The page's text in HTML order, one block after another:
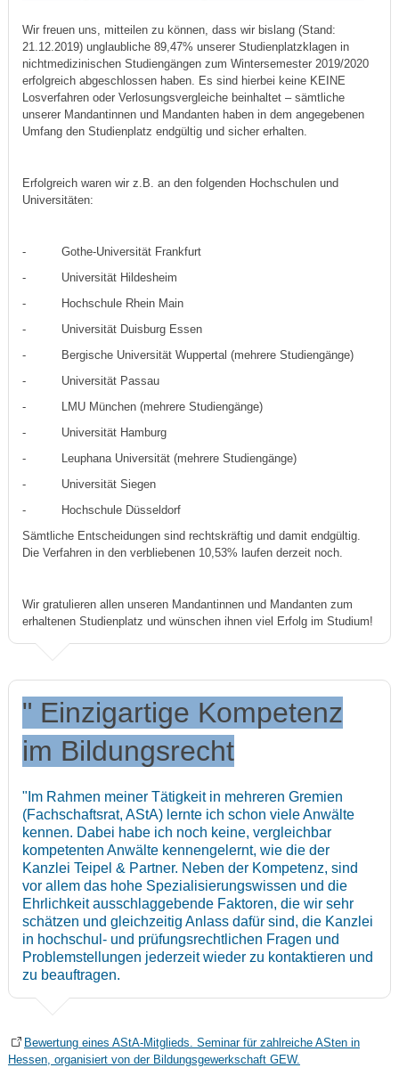
Wir freuen uns, mitteilen zu können, dass wir bislang (Stand:
21.12.2019) unglaubliche 89,47% unserer Studienplatzklagen in
nichtmedizinischen Studiengängen zum Wintersemester 2019/2020
erfolgreich abgeschlossen haben. Es sind hierbei keine KEINE
Losverfahren oder Verlosungsvergleiche beinhaltet – sämtliche
unserer Mandantinnen und Mandanten haben in dem angegebenen
Umfang den Studienplatz endgültig und sicher erhalten.
Erfolgreich waren wir z.B. an den folgenden Hochschulen und
Universitäten:
- Gothe-Universität Frankfurt
- Universität Hildesheim
- Hochschule Rhein Main
- Universität Duisburg Essen
- Bergische Universität Wuppertal (mehrere Studiengänge)
- Universität Passau
- LMU München (mehrere Studiengänge)
- Universität Hamburg
- Leuphana Universität (mehrere Studiengänge)
- Universität Siegen
- Hochschule Düsseldorf
Sämtliche Entscheidungen sind rechtskräftig und damit endgültig.
Die Verfahren in den verbliebenen 10,53% laufen derzeit noch.
Wir gratulieren allen unseren Mandantinnen und Mandanten zum
erhaltenen Studienplatz und wünschen ihnen viel Erfolg im Studium!
" Einzigartige Kompetenz
im Bildungsrecht
"Im Rahmen meiner Tätigkeit in mehreren Gremien
(Fachschaftsrat, AStA) lernte ich schon viele Anwälte
kennen. Dabei habe ich noch keine, vergleichbar
kompetenten Anwälte kennengelernt, wie die der
Kanzlei Teipel & Partner. Neben der Kompetenz, sind
vor allem das hohe Spezialisierungswissen und die
Ehrlichkeit ausschlaggebende Faktoren, die wir sehr
schätzen und gleichzeitig Anlass dafür sind, die Kanzlei
in hochschul- und prüfungsrechtlichen Fragen und
Problemstellungen jederzeit wieder zu kontaktieren und
zu beauftragen.
Bewertung eines AStA-Mitglieds. Seminar für zahlreiche ASten in
Hessen, organisiert von der Bildungsgewerkschaft GEW.